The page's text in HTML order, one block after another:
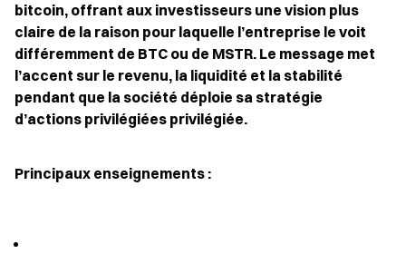
bitcoin, offrant aux investisseurs une vision plus
claire de la raison pour laquelle l’entreprise le voit
différemment de BTC ou de MSTR. Le message met
l’accent sur le revenu, la liquidité et la stabilité
pendant que la société déploie sa stratégie
d’actions privilégiées privilégiée.
Principaux enseignements :